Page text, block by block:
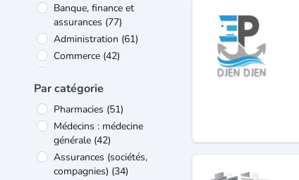
Banque, finance et
assurances (77)
Administration (61)
Commerce (42)
Transports et services
connexes
(39)
Formation
(38)
Voyages, tourisme et loisirs
(37)
Par catégorie
Pharmacies (51)
Médecins : médecine
générale (42)
Assurances (sociétés,
compagnies) (34)